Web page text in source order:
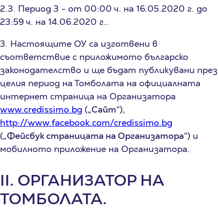
2.3. Период 3 - от 00:00 ч. на 16.05.2020 г. до
23:59 ч. на 14.06.2020 г..
3. Настоящите ОУ са изготвени в
съответствие с приложимото българско
законодателство и ще бъдат публикувани през
целия период на Томболата на официалната
интернет страница на Организатора
www.credissimo.bg („Сайт“),
http://www.facebook.com/credissimo.bg
(„Фейсбук страницата на Организатора“) и
мобилното приложение на Организатора.
II. ОРГАНИЗАТОР НА
ТОМБОЛАТА.